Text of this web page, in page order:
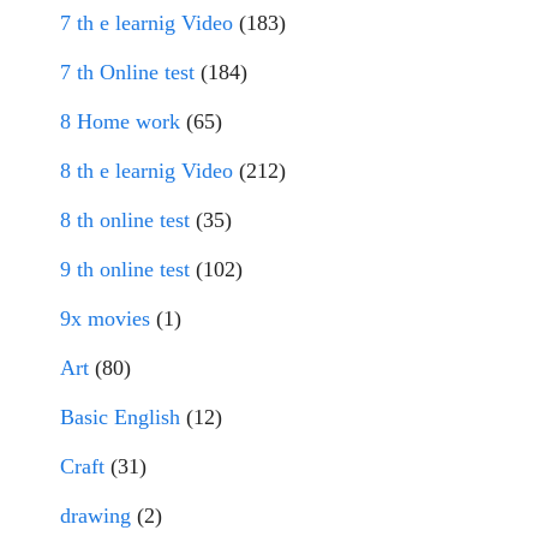
7 th e learnig Video (183)
7 th Online test (184)
8 Home work (65)
8 th e learnig Video (212)
8 th online test (35)
9 th online test (102)
9x movies (1)
Art (80)
Basic English (12)
Craft (31)
drawing (2)